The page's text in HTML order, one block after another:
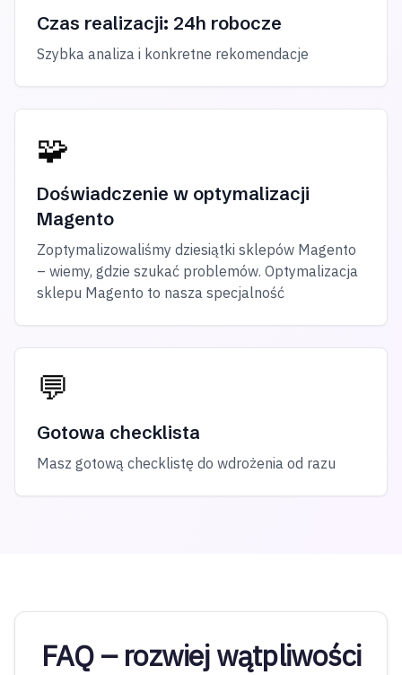
Czas realizacji: 24h robocze
Szybka analiza i konkretne rekomendacje
🧩
Doświadczenie w optymalizacji
Magento
Zoptymalizowaliśmy dziesiątki sklepów Magento
– wiemy, gdzie szukać problemów. Optymalizacja
sklepu Magento to nasza specjalność
💬
Gotowa checklista
Masz gotową checklistę do wdrożenia od razu
FAQ – rozwiej wątpliwości